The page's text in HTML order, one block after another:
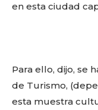
en esta ciudad
Para ello, dijo, se
de Turismo,
esta muestra